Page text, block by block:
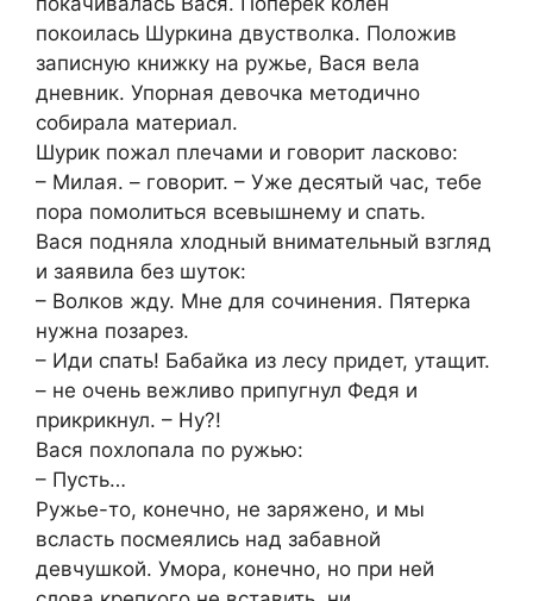
покоилась Шуркина двустволка. Положив
записную книжку на ружье, Вася вела
дневник. Упорная девочка методично
собирала материал.
Шурик пожал плечами и говорит ласково:
– Милая. – говорит. – Уже десятый час, тебе
пора помолиться всевышнему и спать.
Вася подняла хлодный внимательный взгляд
и заявила без шуток:
– Волков жду. Мне для сочинения. Пятерка
нужна позарез.
– Иди спать! Бабайка из лесу придет, утащит.
– не очень вежливо припугнул Федя и
прикрикнул. – Ну?!
Вася похлопала по ружью:
– Пусть…
Ружье-то, конечно, не заряжено, и мы
всласть посмеялись над забавной
девчушкой. Умора, конечно, но при ней